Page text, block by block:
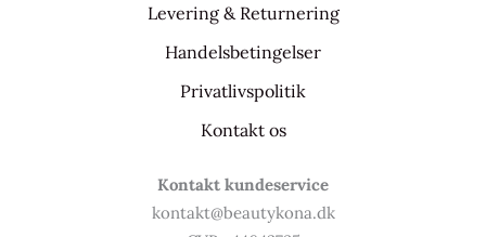
Levering & Returnering
Handelsbetingelser
Privatlivspolitik
Kontakt os
Kontakt kundeservice
kontakt@beautykona.dk